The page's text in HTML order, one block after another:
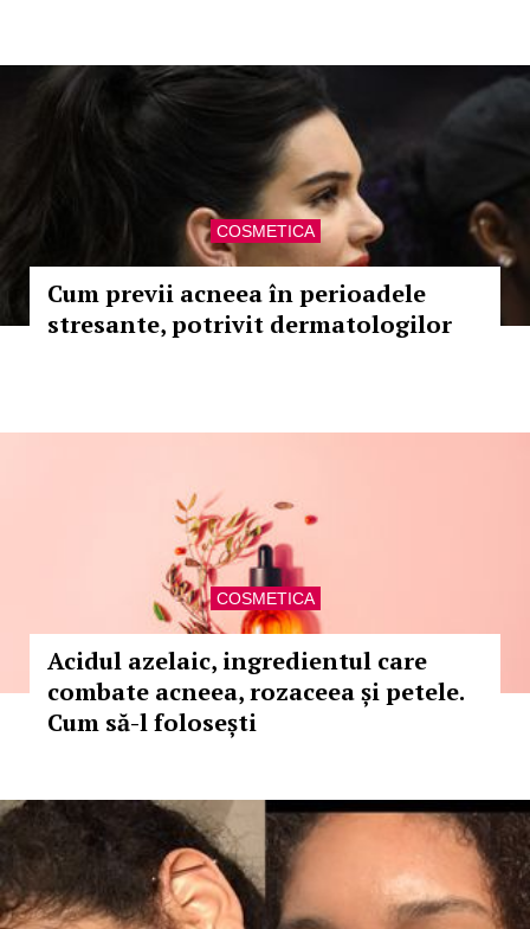
COSMETICA
Cum previi acneea în perioadele
stresante, potrivit dermatologilor
COSMETICA
Acidul azelaic, ingredientul care
combate acneea, rozaceea și petele.
Cum să-l folosești